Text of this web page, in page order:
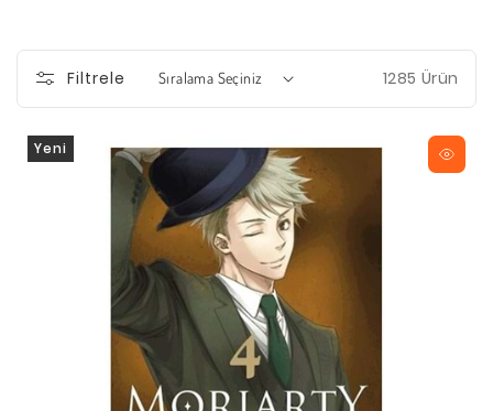
Filtrele 1285 Ürün
Yeni